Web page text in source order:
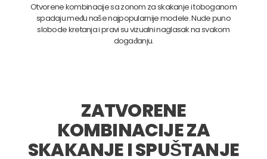
Otvorene kombinacije sa zonom za skakanje i toboganom
spadaju među naše najpopularnije modele. Nude puno
slobode kretanja i pravi su vizualni naglasak na svakom
događanju.
ZATVORENE
KOMBINACIJE ZA
SKAKANJE I SPUŠTANJE